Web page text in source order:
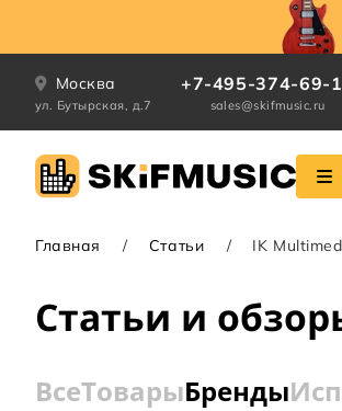
Москва
ул. Бутырская, д.7
+7-495-374-69-
sales@skifmusic.ru
Главная Статьи IK
Статьи и
ВсеТоварыБренды